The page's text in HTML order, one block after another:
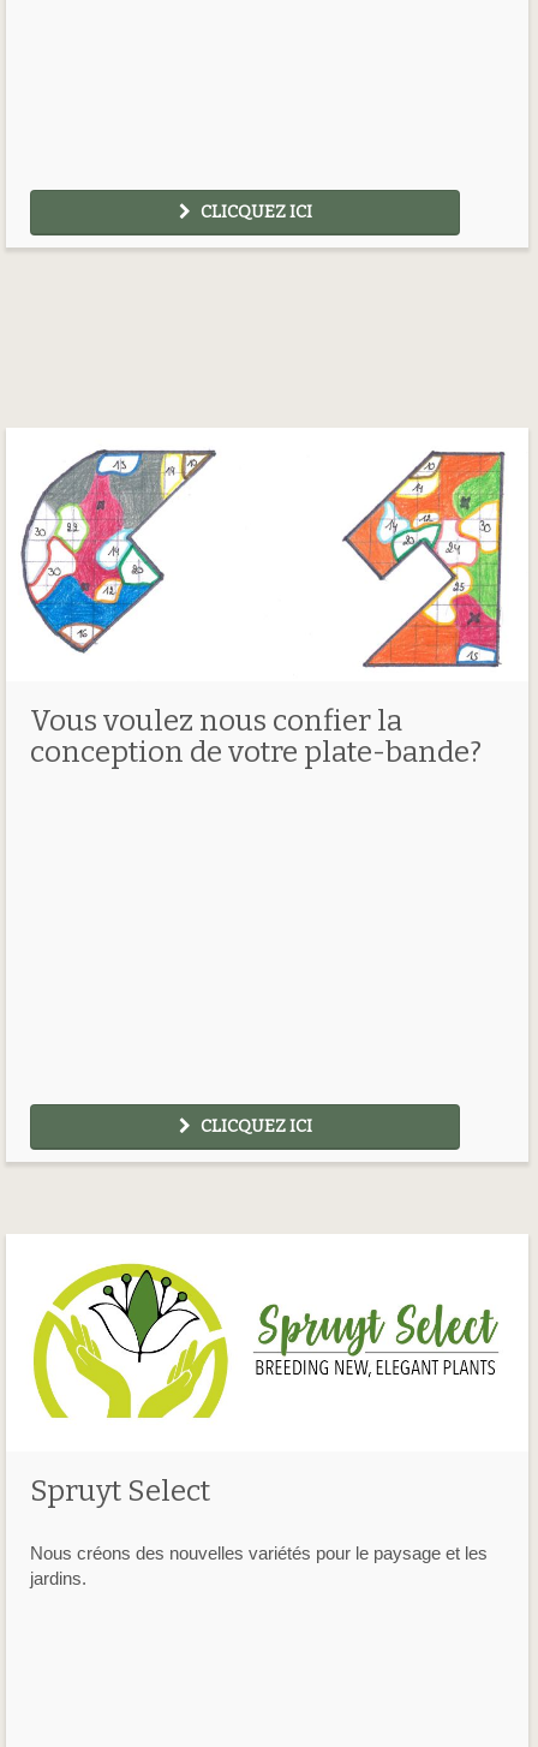
CLICQUEZ ICI
Vous voulez nous confier la
conception de votre plate-bande?
CLICQUEZ ICI
Spruyt Select
Nous créons des nouvelles variétés pour le paysage et les
jardins.